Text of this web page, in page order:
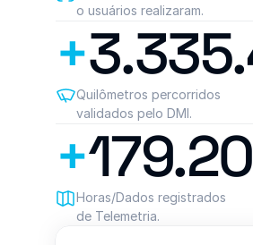
o usuários realizaram.
+
Quilômetros percorridos
validados pelo DMI.
+
Horas/Dados registrados
de Telemetria.